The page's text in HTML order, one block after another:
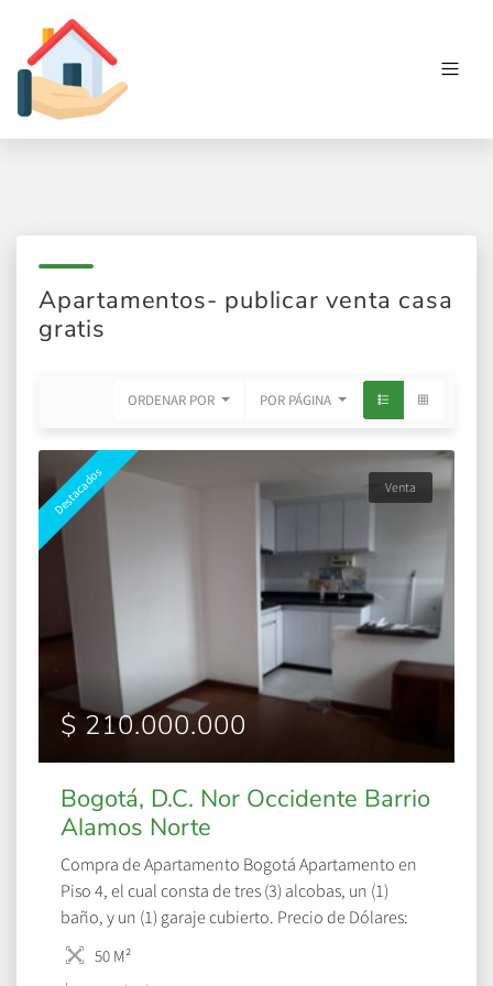
Apartamentos- publicar venta casa
gratis
ORDENAR POR POR PÁGINA
Destacados Venta
$ 210.000.000
Bogotá, D.C. Nor Occidente Barrio
Alamos Norte
Compra de Apartamento Bogotá Apartamento en
Piso 4, el cual consta de tres (3) alcobas, un (1)
baño, y un (1) garaje cubierto. Precio de Dólares:
USD 53.350
50 M²